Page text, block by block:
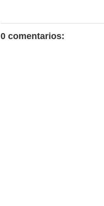
0 comentarios: